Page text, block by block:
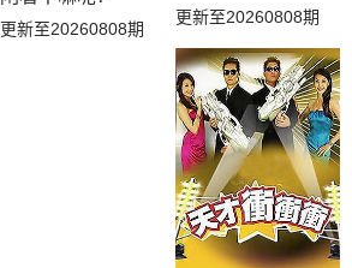
更新至20260808期
更新至20260808期